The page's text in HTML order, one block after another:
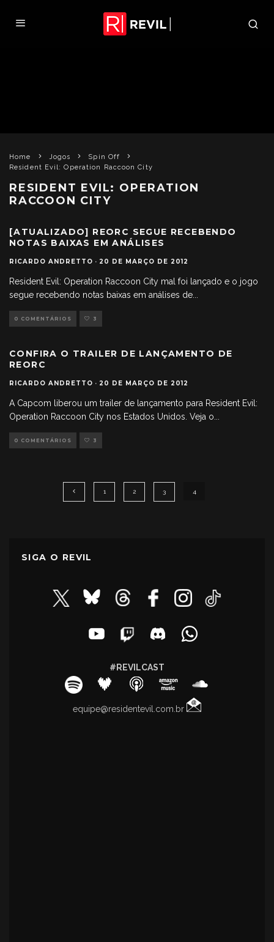
Home Jogos
Spin Off
Resident Evil: Operation Raccoon City
RESIDENT EVIL: OPERATION
RACCOON CITY
[ATUALIZADO] REORC SEGUE RECEBENDO
NOTAS BAIXAS EM ANÁLISES
RICARDO ANDRETTO · 20 DE MARÇO DE 2012
Resident Evil: Operation Raccoon City mal foi lançado e o jogo
segue recebendo notas baixas em análises de
0 COMENTÁRIOS 3
CONFIRA O TRAILER DE LANÇAMENTO DE
REORC
RICARDO ANDRETTO · 20 DE MARÇO DE 2012
A Capcom liberou um trailer de lançamento para Resident Evil:
Operation Raccoon City nos Estados Unidos. Veja o
0 COMENTÁRIOS 3
1 2 3 4
SIGA O REVIL
#REVILCAST
equipe@residentevil.com.br